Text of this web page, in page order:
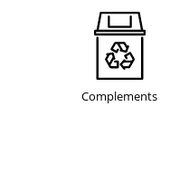
Complements